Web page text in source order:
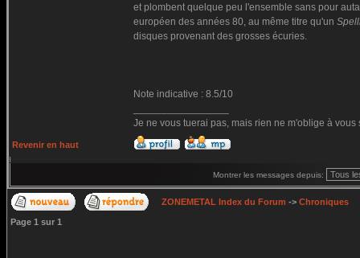
et plombent quelque peu l'ensemble sans pour
européen des années 80, au même titre qu'un
disques provenant des grosses écuries.
Note indicative : 8.5/10
Je ne vous tuerai pas, mais rien ne m'oblige à vous
Revenir en haut
Montrer les messages depuis:
ZONEMETAL Index du Forum -> Chroniques
Page 1 sur 1